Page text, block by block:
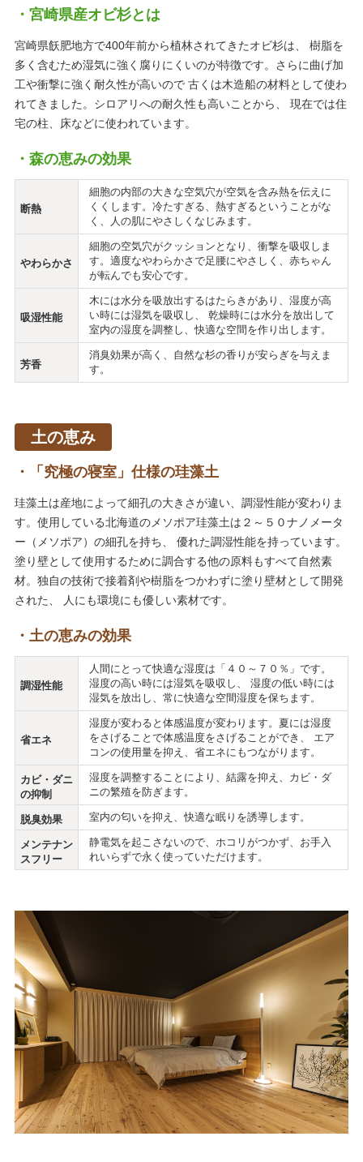
宮崎県産オビ杉とは
宮崎県飫肥地方で400年前から植林されてきたオビ杉は、 樹脂を
多く含むため湿気に強く腐りにくいのが特徴です。さらに曲げ加
工や衝撃に強く耐久性が高いので 古くは木造船の材料として使わ
れてきました。シロアリへの耐久性も高いことから、 現在では住
宅の柱、床などに使われています。
森の恵みの効果
断熱
細胞の内部の大きな空気穴が空気を含み熱を伝えに
くくします。冷たすぎる、熱すぎるということがな
く、人の肌にやさしくなじみます。
やわらかさ
細胞の空気穴がクッションとなり、衝撃を吸収しま
す。適度なやわらかさで足腰にやさしく、赤ちゃん
が転んでも安心です。
吸湿性能
木には水分を吸放出するはたらきがあり、湿度が高
い時には湿気を吸収し、 乾燥時には水分を放出して
室内の湿度を調整し、快適な空間を作り出します。
芳香
消臭効果が高く、自然な杉の香りが安らぎを与えま
す。
土の恵み
「究極の寝室」仕様の珪藻土
珪藻土は産地によって細孔の大きさが違い、調湿性能が変わりま
す。使用している北海道のメソポア珪藻土は２～５０ナノメータ
ー（メソポア）の細孔を持ち、 優れた調湿性能を持っています。
塗り壁として使用するために調合する他の原料もすべて自然素
材。独自の技術で接着剤や樹脂をつかわずに塗り壁材として開発
された、 人にも環境にも優しい素材です。
土の恵みの効果
調湿性能
人間にとって快適な湿度は「４０～７０％」です。
湿度の高い時には湿気を吸収し、 湿度の低い時には
湿気を放出し、常に快適な空間湿度を保ちます。
省エネ
湿度が変わると体感温度が変わります。夏には湿度
をさげることで体感温度をさげることができ、 エア
コンの使用量を抑え、省エネにもつながります。
カビ・ダニ
の抑制
湿度を調整することにより、結露を抑え、カビ・ダ
ニの繁殖を防ぎます。
脱臭効果 室内の匂いを抑え、快適な眠りを誘導します。
メンテナン
スフリー
静電気を起こさないので、ホコリがつかず、お手入
れいらずで永く使っていただけます。